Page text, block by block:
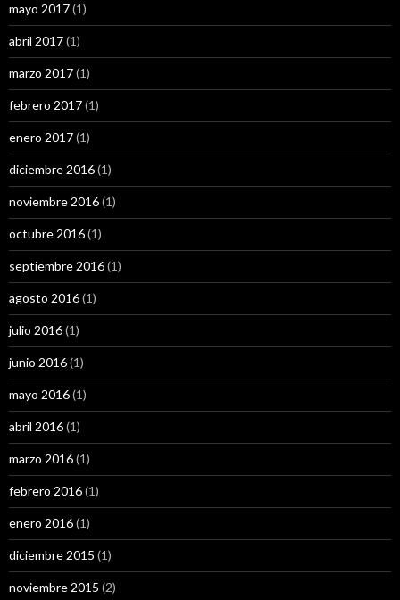
mayo 2017(1)
abril 2017(1)
marzo 2017(1)
febrero 2017(1)
enero 2017(1)
diciembre 2016(1)
noviembre 2016(1)
octubre 2016(1)
septiembre 2016(1)
agosto 2016(1)
julio 2016(1)
junio 2016(1)
mayo 2016(1)
abril 2016(1)
marzo 2016(1)
febrero 2016(1)
enero 2016(1)
diciembre 2015 (1)
noviembre 2015 (2)